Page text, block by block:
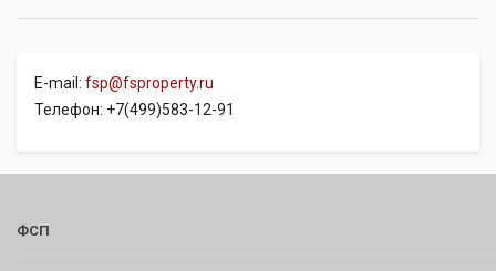
E-mail: fsp@fsproperty.ru
Телефон: +7(499)583-12-91
ФСП